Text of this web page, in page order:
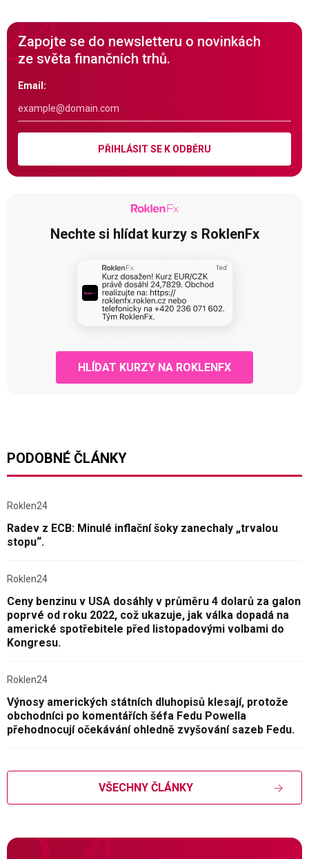
Zapojte se do newsletteru o novinkách
ze světa finančních trhů.
Email:
PŘIHLÁSIT SE K ODBĚRU
Nechte si hlídat kurzy s RoklenFx
HLÍDAT KURZY NA ROKLENFX
PODOBNÉ ČLÁNKY
Roklen24
Radev z ECB: Minulé inflační šoky zanechaly „trvalou
stopu“.
Roklen24
Ceny benzinu v USA dosáhly v průměru 4 dolarů za galon
poprvé od roku 2022, což ukazuje, jak válka dopadá na
americké spotřebitele před listopadovými volbami do
Kongresu.
Roklen24
Výnosy amerických státních dluhopisů klesají, protože
obchodníci po komentářích šéfa Fedu Powella
přehodnocují očekávání ohledně zvyšování sazeb Fedu.
VŠECHNY ČLÁNKY